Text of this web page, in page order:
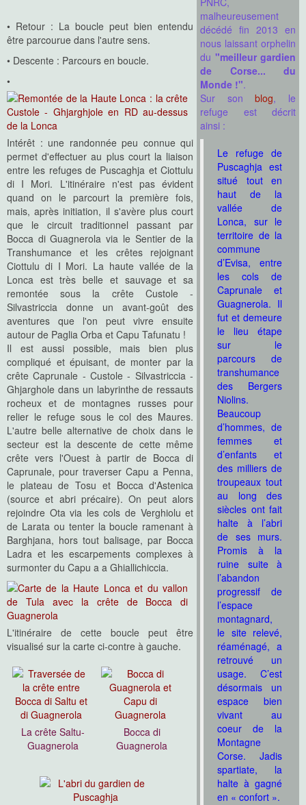
malheureusement
décédé fin 2013 en
nous laissant orphelin
du "meilleur gardien
de Corse... du
Monde !".
Sur sonblog, le
refuge est décrit
ainsi :
Le refuge de
Puscaghja est
situé tout en
haut de la
vallée de
Lonca, sur le
territoire de la
commune
d’Evisa, entre
les cols de
Caprunale et
Guagnerola. Il
fut et demeure
le lieu étape
sur le
parcours de
transhumance
des Bergers
Niolins.
Beaucoup
d’hommes, de
femmes et
d’enfants et
des milliers de
troupeaux tout
au long des
siècles ont fait
halte à l’abri
de ses murs.
Promis à la
ruine suite à
l’abandon
progressif de
l’espace
montagnard,
le site relevé,
réaménagé, a
retrouvé un
usage. C’est
désormais un
espace bien
vivant au
coeur de la
Montagne
Corse. Jadis
spartiate, la
halte à gagné
en « confort ».
• Retour : La boucle peut bien entendu
être parcourue dans l'autre sens.
• Descente : Parcours en boucle.
•
Intérêt : une randonnée peu connue qui
permet d'effectuer au plus court la liaison
entre les refuges de Puscaghja et Ciottulu
di I Mori. L'itinéraire n'est pas évident
quand on le parcourt la première fois,
mais, après initiation, il s'avère plus court
que le circuit traditionnel passant par
Bocca di Guagnerola via le Sentier de la
Transhumance et les crêtes rejoignant
Ciottulu di I Mori. La haute vallée de la
Lonca est très belle et sauvage et sa
remontée sous la crête Custole -
Silvastriccia donne un avant-goût des
aventures que l'on peut vivre ensuite
autour de Paglia Orba et Capu Tafunatu !
Il est aussi possible, mais bien plus
compliqué et épuisant, de monter par la
crête Caprunale - Custole - Silvastriccia -
Ghjarghole dans un labyrinthe de ressauts
rocheux et de montagnes russes pour
relier le refuge sous le col des Maures.
L'autre belle alternative de choix dans le
secteur est la descente de cette même
crête vers l'Ouest à partir de Bocca di
Caprunale, pour traverser Capu a Penna,
le plateau de Tosu et Bocca d'Astenica
(source et abri précaire). On peut alors
rejoindre Ota via les cols de Verghiolu et
de Larata ou tenter la boucle ramenant à
Barghjana, hors tout balisage, par Bocca
Ladra et les escarpements complexes à
surmonter du Capu a a Ghiallichiccia.
L'itinéraire de cette boucle peut être
visualisé sur la carte ci-contre à gauche.
La crête Saltu-
Guagnerola
Bocca di
Guagnerola